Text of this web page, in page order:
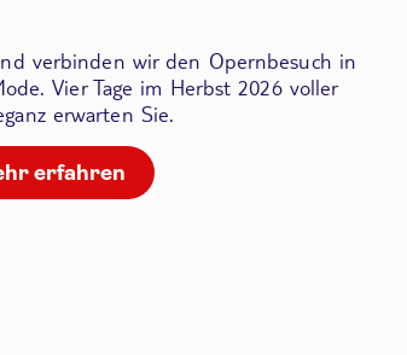
verbinden wir den Opernbesuch in
Vier Tage im Herbst 2026 voller
erwarten Sie.
erfahren